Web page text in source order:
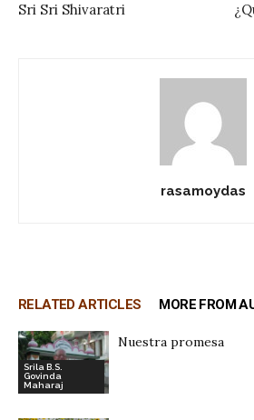
Sri Sri Shivaratri
rasamoydas
RELATED ARTICLES MORE FROM
Srila B.S.
Govinda
Maharaj
Nuestra promesa